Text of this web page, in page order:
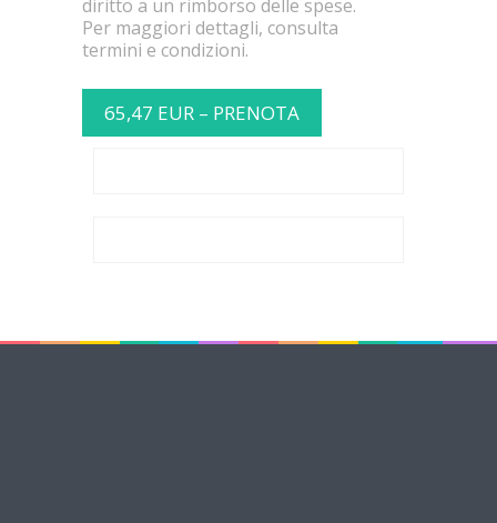
diritto a un rimborso delle spese.
Per maggiori dettagli, consulta
termini e condizioni.
65,47 EUR – PRENOTA